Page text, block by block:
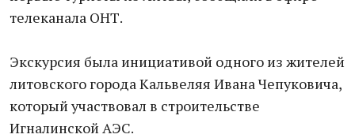
телеканала ОНТ.
Экскурсия была инициативой одного из жителей
литовского города Кальвеляя Ивана Чепуковича,
который участвовал в строительстве
Игналинской АЭС.